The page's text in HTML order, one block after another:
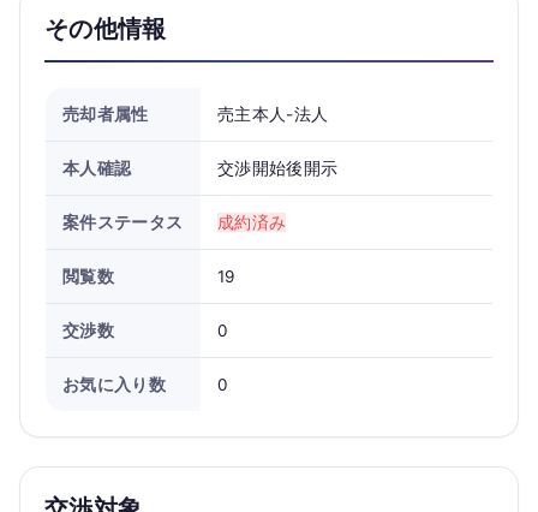
その他情報
売却者属性 売主本人-法人
本人確認 交渉開始後開示
案件ステータス 成約済み
閲覧数 19
交渉数 0
お気に入り数 0